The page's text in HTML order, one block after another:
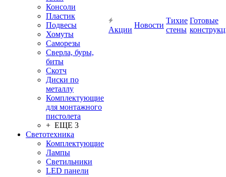
Консоли
Пластик
Подвесы
Хомуты
Саморезы
Сверла, буры,
биты
Скотч
Диски по
металлу
Комплектующие
для монтажного
пистолета
+ ЕЩЕ 3
Светотехника
Комплектующие
Лампы
Светильники
LED панели
Акции
Новости
Тихие
стены
Готовые